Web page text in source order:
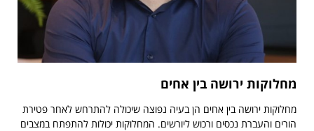
מחלוקות ירושה בין אחים
מחלוקות ירושה בין אחים הן בעיה נפוצה שיכולה להתרחש לאחר פטירת
הורים והעברת נכסים ורכוש ליורשים. המחלוקות יכולות להתפתח במצבים